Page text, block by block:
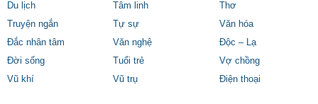
Du lịch
Tâm linh
Thơ
Truyện ngắn
Tự sự
Văn hóa
Đắc nhân tâm
Văn nghệ
Độc – Lạ
Đời sống
Tuổi trẻ
Vợ chồng
Vũ khí
Vũ trụ Điện thoại